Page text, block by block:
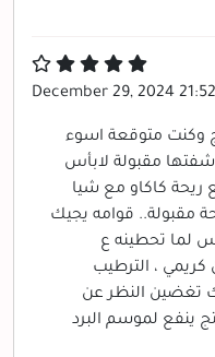
December 29, 2024 21:52
وكنت متوقعة اسوء
مقبولة لابأس
ريحة كاكاو مع شيا
مقبولة.. قوامه يجيك
لما تحطينه ع
كريمي ، الترطيب
تغضين النظر عن
ينفع لموسم البرد